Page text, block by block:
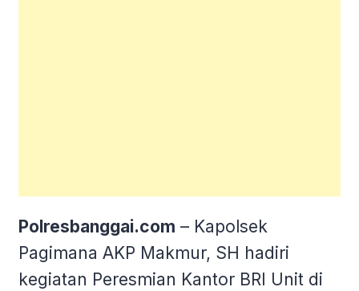
Polresbanggai.com – Kapolsek
Pagimana AKP Makmur, SH hadiri
kegiatan Peresmian Kantor BRI Unit di